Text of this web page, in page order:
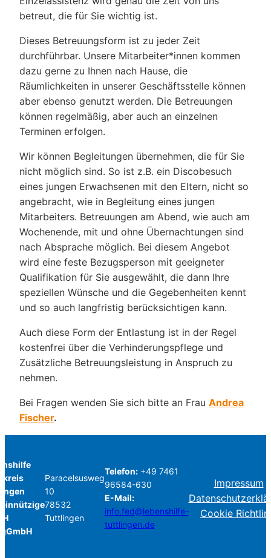
betreut, die für Sie wichtig ist.
Dieses Betreuungsform ist zu jeder Zeit
durchführbar. Unsere Mitarbeiter*innen kommen
dazu gerne zu Ihnen nach Hause, die
Räumlichkeiten in unserer Geschäftsstelle können
aber ebenso genutzt werden. Die Betreuungen
können regelmäßig, aber auch an einzelnen
Terminen erfolgen.
Wir können Begleitungen übernehmen, die für Sie
nicht möglich sind. So ist z.B. ein Discobesuch
eines jungen Erwachsenen mit den Eltern, nicht so
angebracht, wie in Begleitung eines jungen
Mitarbeiters. Betreuungen am Abend, wie auch am
Wochenende, mit und ohne Übernachtungen sind
nach Absprache möglich. Bei diesem Angebot
wird eine feste Bezugsperson mit geeigneter
Qualifikation für Sie ausgewählt, die dann Ihre
speziellen Wünsche und die Gegebenheiten kennt
und so auch langfristig berücksichtigen kann.
Auch diese Form der Entlastung ist in der Regel
kostenfrei über die Verhinderungspflege und
Zusätzliche Betreuungsleistung in Anspruch zu
nehmen.
Bei Fragen wenden Sie sich bitte an Frau Andrea
Fischer.
Paracelsusweg
10
78532
Tuttlingen
Telefon:+49 7461
96584-630
E-Mail:
info.fed@lebenshilfe-
tuttlingen.de
Impressum
Cookie